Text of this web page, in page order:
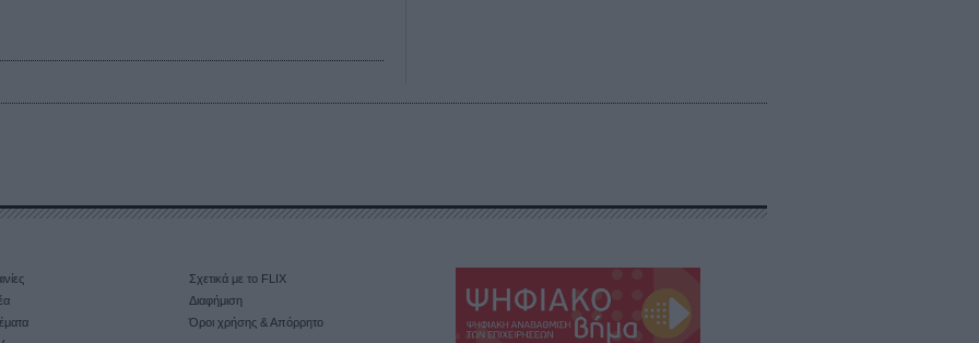
Σχετικά με το FLIX
Διαφήμιση
Όροι χρήσης & Απόρρητο